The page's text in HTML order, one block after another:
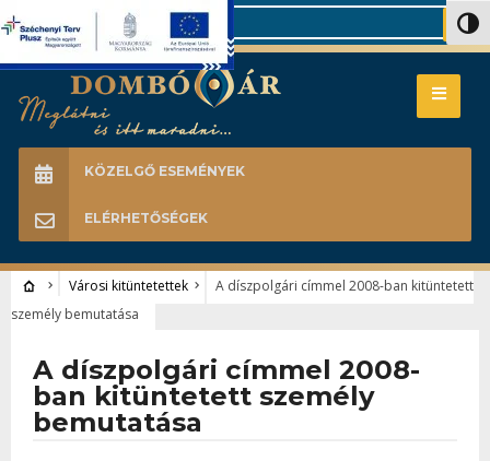
Search
KÖZELGŐ ESEMÉNYEK
ELÉRHETŐSÉGEK
Városi kitüntetettek
A díszpolgári címmel 2008-ban kitüntetett
személy bemutatása
A díszpolgári címmel 2008-
ban kitüntetett személy
bemutatása